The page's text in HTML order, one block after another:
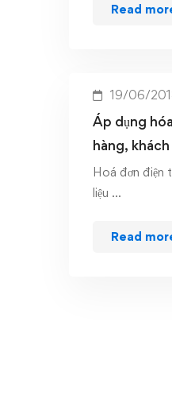
Read
19/06/
Áp dụng
hàng, khách
Hoá đơn điện
liệu …
Read